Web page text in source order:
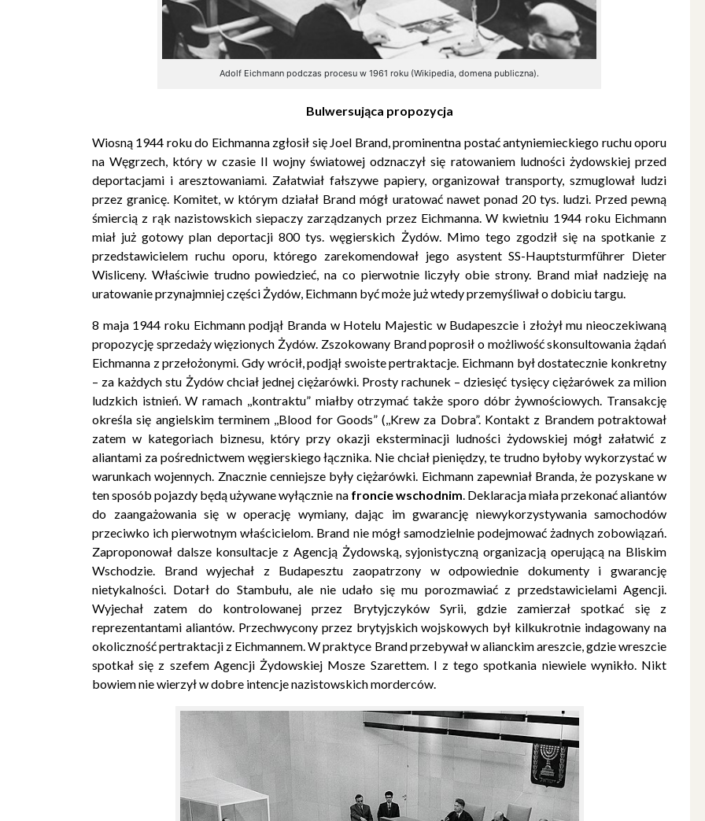
Adolf Eichmann podczas procesu w 1961 roku (Wikipedia, domena publiczna).
Bulwersująca propozycja
Wiosną 1944 roku do Eichmanna zgłosił się Joel Brand, prominentna postać antyniemieckiego ruchu oporu
na Węgrzech, który w czasie II wojny światowej odznaczył się ratowaniem ludności żydowskiej przed
deportacjami i aresztowaniami. Załatwiał fałszywe papiery, organizował transporty, szmuglował ludzi
przez granicę. Komitet, w którym działał Brand mógł uratować nawet ponad 20 tys. ludzi. Przed pewną
śmiercią z rąk nazistowskich siepaczy zarządzanych przez Eichmanna. W kwietniu 1944 roku Eichmann
miał już gotowy plan deportacji 800 tys. węgierskich Żydów. Mimo tego zgodził się na spotkanie z
przedstawicielem ruchu oporu, którego zarekomendował jego asystent SS-Hauptsturmführer Dieter
Wisliceny. Właściwie trudno powiedzieć, na co pierwotnie liczyły obie strony. Brand miał nadzieję na
uratowanie przynajmniej części Żydów, Eichmann być może już wtedy przemyśliwał o dobiciu targu.
8 maja 1944 roku Eichmann podjął Branda w Hotelu Majestic w Budapeszcie i złożył mu nieoczekiwaną
propozycję sprzedaży więzionych Żydów. Zszokowany Brand poprosił o możliwość skonsultowania żądań
Eichmanna z przełożonymi. Gdy wrócił, podjął swoiste pertraktacje. Eichmann był dostatecznie konkretny
– za każdych stu Żydów chciał jednej ciężarówki. Prosty rachunek – dziesięć tysięcy ciężarówek za milion
ludzkich istnień. W ramach ,,kontraktu” miałby otrzymać także sporo dóbr żywnościowych. Transakcję
określa się angielskim terminem ,,Blood for Goods” (,,Krew za Dobra”. Kontakt z Brandem potraktował
zatem w kategoriach biznesu, który przy okazji eksterminacji ludności żydowskiej mógł załatwić z
aliantami za pośrednictwem węgierskiego łącznika. Nie chciał pieniędzy, te trudno byłoby wykorzystać w
warunkach wojennych. Znacznie cenniejsze były ciężarówki. Eichmann zapewniał Branda, że pozyskane w
ten sposób pojazdy będą używane wyłącznie na froncie wschodnim . Deklaracja miała przekonać aliantów
do zaangażowania się w operację wymiany, dając im gwarancję niewykorzystywania samochodów
przeciwko ich pierwotnym właścicielom. Brand nie mógł samodzielnie podejmować żadnych zobowiązań.
Zaproponował dalsze konsultacje z Agencją Żydowską, syjonistyczną organizacją operującą na Bliskim
Wschodzie. Brand wyjechał z Budapesztu zaopatrzony w odpowiednie dokumenty i gwarancję
nietykalności. Dotarł do Stambułu, ale nie udało się mu porozmawiać z przedstawicielami Agencji.
Wyjechał zatem do kontrolowanej przez Brytyjczyków Syrii, gdzie zamierzał spotkać się z
reprezentantami aliantów. Przechwycony przez brytyjskich wojskowych był kilkukrotnie indagowany na
okoliczność pertraktacji z Eichmannem. W praktyce Brand przebywał w alianckim areszcie, gdzie wreszcie
spotkał się z szefem Agencji Żydowskiej Mosze Szarettem. I z tego spotkania niewiele wynikło. Nikt
bowiem nie wierzył w dobre intencje nazistowskich morderców.